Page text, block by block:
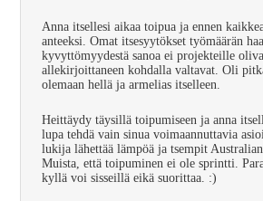
Anna itsellesi aikaa toipua ja ennen
anteeksi. Omat itsesyytökset työmäärän
kyvyttömyydestä sanoa ei projekteille
allekirjoittaneen kohdalla valtavat. Oli
olemaan hellä ja armelias itselleen.
Heittäydy täysillä toipumiseen ja anna
lupa tehdä vain sinua voimaannuttavia
lukija lähettää lämpöä ja tsempit
Muista, että toipuminen ei ole sprintti.
kyllä voi sisseillä eikä suorittaa. :)